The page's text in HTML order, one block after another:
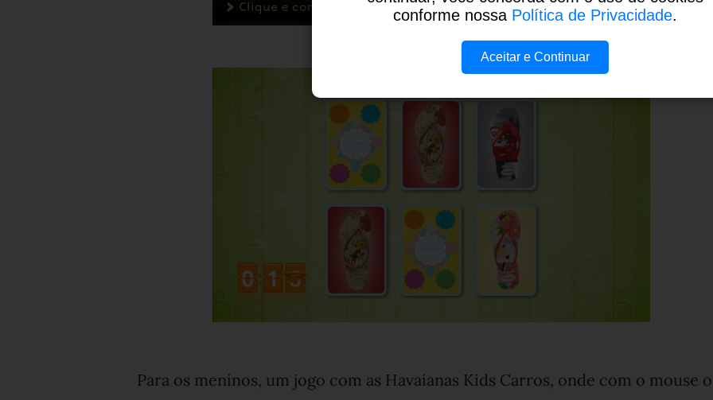
Para os meninos, um jogo com as Havaianas Kids Carros, onde com o mouse o
conforme nossa Política de Privacidade.
Aceitar e Continuar